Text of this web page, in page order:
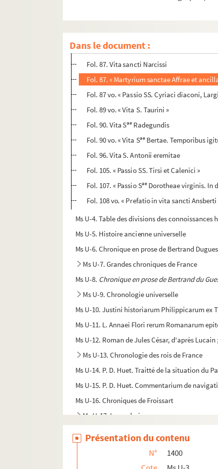
Dans le document :
Fol. 81. « Passio SS. Machabeorum »
Fol. 81 vo. « Passio sanctarum virginum
Fol. 82 vo. « Passio sancti Eusebii,
Fol. 86. « Item eodem die incipit vita
Fol. 87. Vita sancti Narcissi
Fol. 87. « Martyrium sanctae Affrae et
Fol. 87 vo. « Passio SS. Cyriaci diaconi,
Fol. 89 vo. « Vita S. Taurini »
Fol. 90. Vita Sae Radegundis
Fol. 90 vo. « Vita Sae Bertae. Temporibus
Fol. 96. Vita S. Antonii eremitae
Fol. 105. « Passio SS. Tirsi et Calenici »
Fol. 107. « Passio Sae Dorotheae virginis. In
Fol. 108 vo. « Prefatio in vita sancti
Ms U-4. Table des divisions des
Ms U-5. Histoire ancienne universelle
Ms U-6. Chronique en prose de Bertrand
Ms U-7. Grandes chroniques de France
Ms U-8. Chronique en prose de Bertrand du
Ms U-9. Chronologie universelle
Ms U-10. Justini historiarum Philippicarum ex
Ms U-11. L. Annaei Flori rerum Romanarum
Ms U-12. Roman de Jules César, d'après
Ms U-13. Chronologie des rois de France
Ms U-14. P. D. Huet. Traitté de la situation du
Ms U-15. P. D. Huet. Commentarium de
Ms U-16. Chroniques de Froissart
Ms U-17. Legendarium
Présentation du contenu
N°
1400